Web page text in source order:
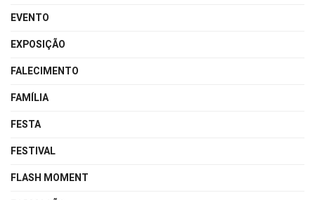
EVENTO
EXPOSIÇÃO
FALECIMENTO
FAMÍLIA
FESTA
FESTIVAL
FLASH MOMENT